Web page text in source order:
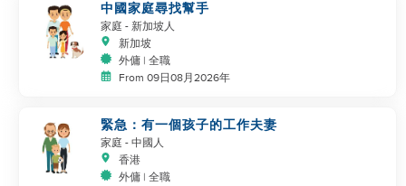
中國家庭尋找幫手
家庭 - 新加坡人
新加坡
外傭 | 全職
From 09日08月2026年
緊急：有一個孩子的工作夫妻
家庭 - 中國人
香港
外傭 | 全職